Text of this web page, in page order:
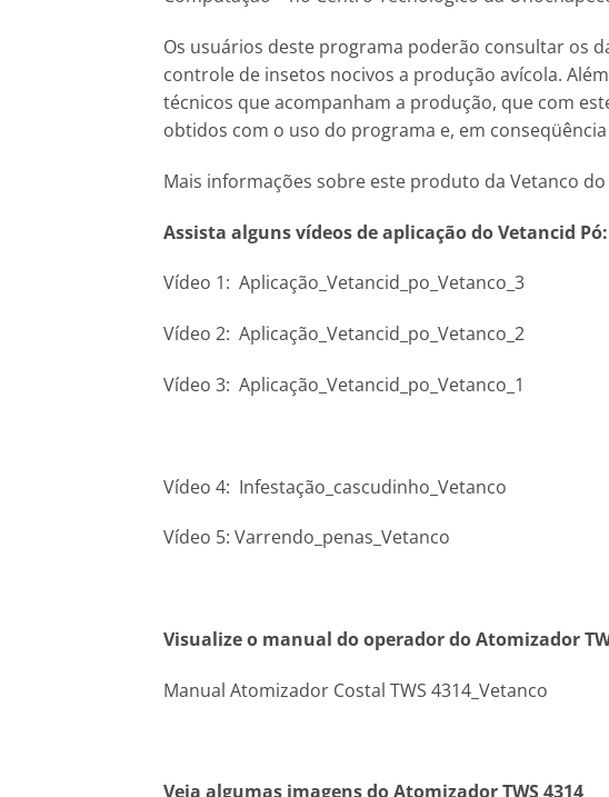
Os usuários deste programa poderão consultar os
controle de insetos nocivos a produção avícola.
técnicos que acompanham a produção, que com
obtidos com o uso do programa e, em
Mais informações sobre este produto da Vetanco
Assista alguns vídeos de aplicação do Vetancid Pó:
Vídeo 1: Aplicação_Vetancid_po_Vetanco_3
Vídeo 2: Aplicação_Vetancid_po_Vetanco_2
Vídeo 3: Aplicação_Vetancid_po_Vetanco_1
Vídeo 4: Infestação_cascudinho_Vetanco
Vídeo 5: Varrendo_penas_Vetanco
Visualize o manual do operador do Atomizador
Manual Atomizador Costal TWS 4314_Vetanco
Veja algumas imagens do Atomizador TWS 4314